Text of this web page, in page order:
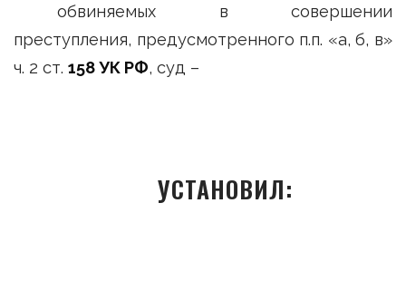
обвиняемых в совершении
преступления, предусмотренного п.п. «а, б, в»
ч. 2 ст. 158 УК РФ, суд –
УСТАНОВИЛ: